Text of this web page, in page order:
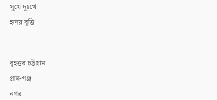
সুখে দুঃখে
হৃদয় বৃত্তি
বৃহত্তর চট্টগ্রাম
গ্রাম-গঞ্জ
নগর